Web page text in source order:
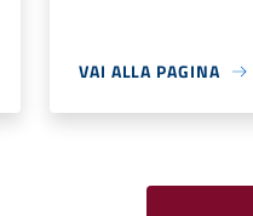
VAI ALLA PAGINA